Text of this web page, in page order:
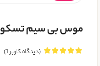
موس بی سیم تسکو tm 700
(دیدگاه کاربر1
)